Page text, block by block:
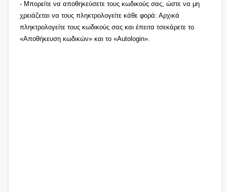
- Μπορείτε να αποθηκεύσετε τους κωδικούς σας, ώστε να μη
χρειάζεται να τους πληκτρολογείτε κάθε φορά: Αρχικά
πληκτρολογείτε τους κωδικούς σας και έπειτα τσεκάρετε το
«Αποθήκευση κωδικών» και το «Autologin».